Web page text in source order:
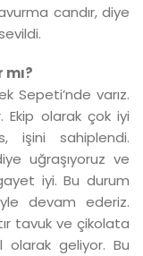
candır, diye
Sepeti’nde varız.
Ekip olarak çok iyi
işini sahiplendi.
uğraşıyoruz ve
iyi. Bu durum
devam ederiz.
tavuk ve çikolata
geliyor. Bu